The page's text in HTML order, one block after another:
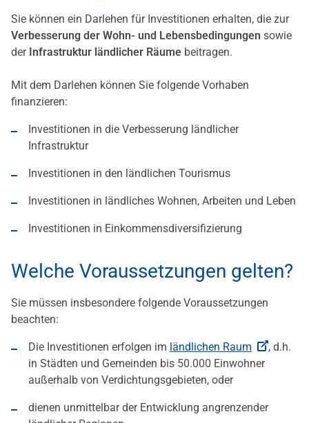
Sie können ein Darlehen für Investitionen erhalten, die zur
Verbesserung der Wohn- und Lebensbedingungen sowie
der Infrastruktur ländlicher Räume beitragen.
Mit dem Darlehen können Sie folgende Vorhaben
finanzieren:
Investitionen in die Verbesserung ländlicher
Infrastruktur
Investitionen in den ländlichen Tourismus
Investitionen in ländliches Wohnen, Arbeiten und Leben
Investitionen in Einkommensdiversifizierung
Welche Voraussetzungen gelten?
Sie müssen insbesondere folgende Voraussetzungen
beachten:
Die Investitionen erfolgen im ländlichen Raum
, d.h.
in Städten und Gemeinden bis 50.000 Einwohner
außerhalb von Verdichtungsgebieten, oder
dienen unmittelbar der Entwicklung angrenzender